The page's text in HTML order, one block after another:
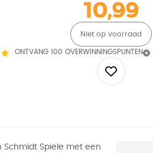
10,99
Niet op voorraad
ONTVANG 100 OVERWINNINGSPUNTEN
Schmidt Spiele met een